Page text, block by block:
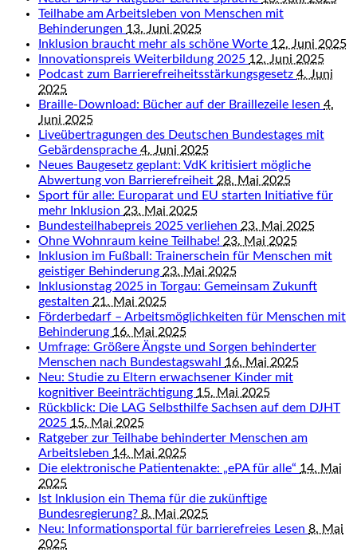
Teilhabe am Arbeitsleben von Menschen mit
Behinderungen 13. Juni 2025
Inklusion braucht mehr als schöne Worte 12. Juni 2025
Innovationspreis Weiterbildung 2025 12. Juni 2025
Podcast zum Barrierefreiheitsstärkungsgesetz 4. Juni
2025
Braille-Download: Bücher auf der Braillezeile lesen 4.
Juni 2025
Liveübertragungen des Deutschen Bundestages mit
Gebärdensprache 4. Juni 2025
Neues Baugesetz geplant: VdK kritisiert mögliche
Abwertung von Barrierefreiheit 28. Mai 2025
Sport für alle: Europarat und EU starten Initiative für
mehr Inklusion 23. Mai 2025
Bundesteilhabepreis 2025 verliehen 23. Mai 2025
Ohne Wohnraum keine Teilhabe! 23. Mai 2025
Inklusion im Fußball: Trainerschein für Menschen mit
geistiger Behinderung 23. Mai 2025
Inklusionstag 2025 in Torgau: Gemeinsam Zukunft
gestalten 21. Mai 2025
Förderbedarf – Arbeitsmöglichkeiten für Menschen mit
Behinderung 16. Mai 2025
Umfrage: Größere Ängste und Sorgen behinderter
Menschen nach Bundestagswahl 16. Mai 2025
Neu: Studie zu Eltern erwachsener Kinder mit
kognitiver Beeinträchtigung 15. Mai 2025
Rückblick: Die LAG Selbsthilfe Sachsen auf dem DJHT
2025 15. Mai 2025
Ratgeber zur Teilhabe behinderter Menschen am
Arbeitsleben 14. Mai 2025
Die elektronische Patientenakte: „ePA für alle“ 14. Mai
2025
Ist Inklusion ein Thema für die zukünftige
Bundesregierung? 8. Mai 2025
Neu: Informationsportal für barrierefreies Lesen 8. Mai
2025